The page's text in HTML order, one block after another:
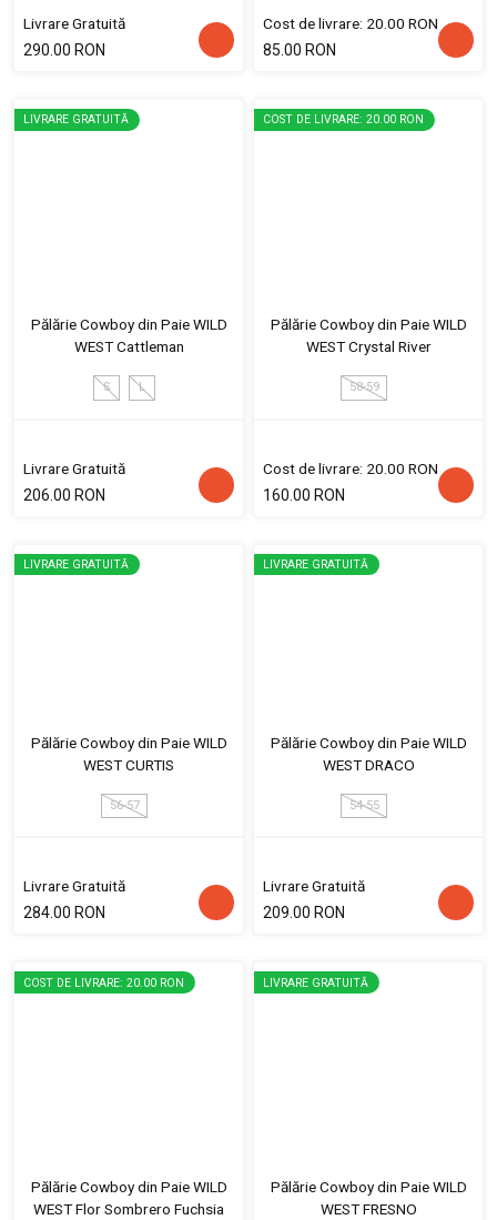
Livrare Gratuită
290.00 RON
Cost de livrare: 20.00 RON
85.00 RON
LIVRARE GRATUITĂ
Pălărie Cowboy din Paie WILD
WEST Cattleman
S L
Livrare Gratuită
206.00 RON
COST DE LIVRARE: 20.00 RON
Pălărie Cowboy din Paie WILD
WEST Crystal River
58-59
Cost de livrare: 20.00 RON
160.00 RON
LIVRARE GRATUITĂ
Pălărie Cowboy din Paie WILD
WEST CURTIS
56-57
Livrare Gratuită
284.00 RON
LIVRARE GRATUITĂ
Pălărie Cowboy din Paie WILD
WEST DRACO
54-55
Livrare Gratuită
209.00 RON
COST DE LIVRARE: 20.00 RON
Pălărie Cowboy din Paie WILD
WEST Flor Sombrero Fuchsia
LIVRARE GRATUITĂ
Pălărie Cowboy din Paie WILD
WEST FRESNO